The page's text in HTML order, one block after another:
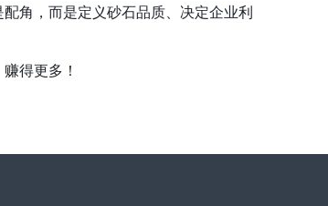
角，而是定义砂石品质、决定企业利
得更多！